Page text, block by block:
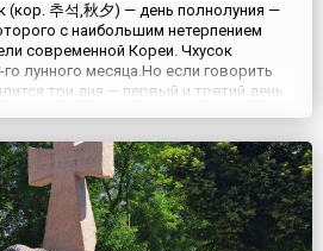
(кор. 추석,秋夕) — день полнолуния —
с наибольшим нетерпением
современной Кореи. Чхусок
лунного месяца.Но если говорить
три дня — первый и третий день